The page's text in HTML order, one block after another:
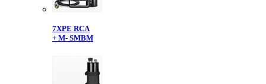
7XPE RCA
+ M- SMBM